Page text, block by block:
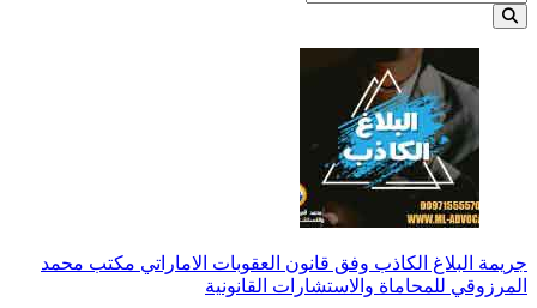
جريمة البلاغ الكاذب وفق قانون العقوبات الاماراتي مكتب محمد
المرزوقي للمحاماة والاستشارات القانونية